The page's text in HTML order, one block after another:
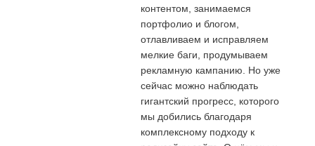
контентом, занимаемся
портфолио и блогом,
отлавливаем и исправляем
мелкие баги, продумываем
рекламную кампанию. Но уже
сейчас можно наблюдать
гигантский прогресс, которого
мы добились благодаря
комплексному подходу к